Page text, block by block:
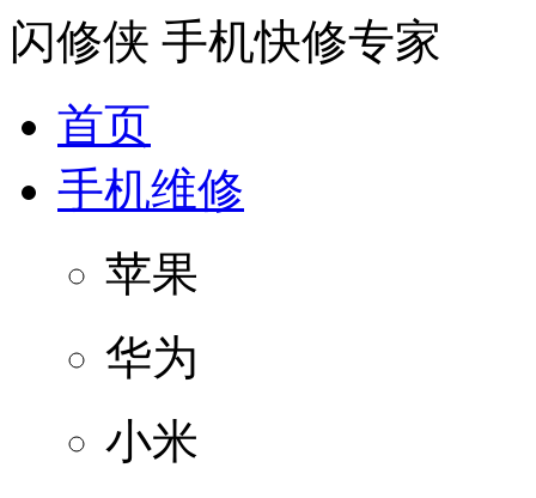
闪修侠 手机快修专家
首页
手机维修
苹果
华为
小米